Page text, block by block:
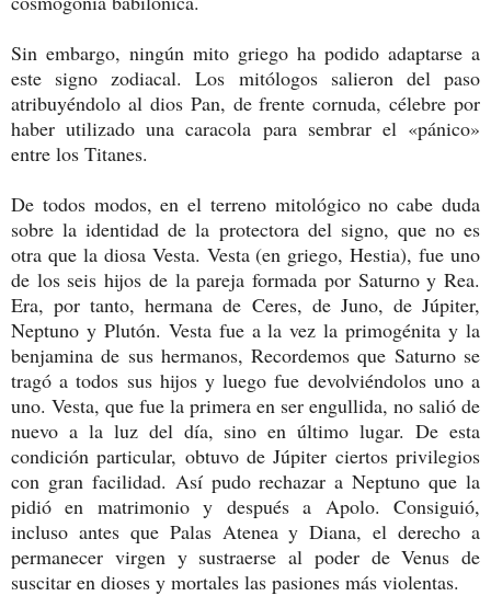
Sin embargo, ningún mito griego ha podido adaptarse a
este signo zodiacal. Los mitólogos salieron del paso
atribuyéndolo al dios Pan, de frente cornuda, célebre por
haber utilizado una caracola para sembrar el «pánico»
entre los Titanes.
De todos modos, en el terreno mitológico no cabe duda
sobre la identidad de la protectora del signo, que no es
otra que la diosa Vesta. Vesta (en griego, Hestia), fue uno
de los seis hijos de la pareja formada por Saturno y Rea.
Era, por tanto, hermana de Ceres, de Juno, de Júpiter,
Neptuno y Plutón. Vesta fue a la vez la primogénita y la
benjamina de sus hermanos, Recordemos que Saturno se
tragó a todos sus hijos y luego fue devolviéndolos uno a
uno. Vesta, que fue la primera en ser engullida, no salió de
nuevo a la luz del día, sino en último lugar. De esta
condición particular, obtuvo de Júpiter ciertos privilegios
con gran facilidad. Así pudo rechazar a Neptuno que la
pidió en matrimonio y después a Apolo. Consiguió,
incluso antes que Palas Atenea y Diana, el derecho a
permanecer virgen y sustraerse al poder de Venus de
suscitar en dioses y mortales las pasiones más violentas.